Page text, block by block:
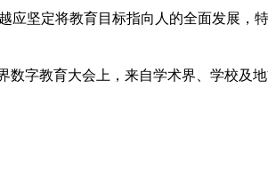
应坚定将教育目标指向人的全面发展，
数字教育大会上，来自学术界、学校及